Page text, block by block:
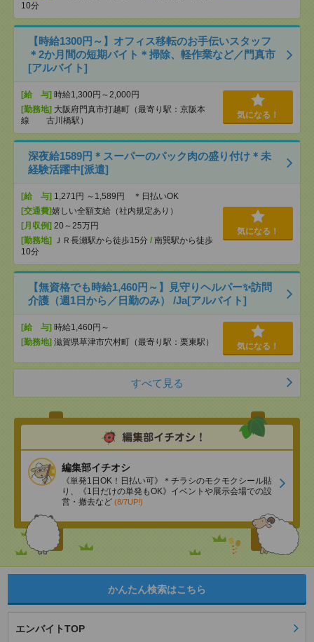
10分
【時給1300円～】オフィス移転のお手伝いスタッフ
＊2か月間の短期バイト＊掃除、軽作業など／門真市
[アルバイト]
[給 与] 時給1,300円～2,000円
[勤務地] 大阪府門真市打越町（最寄り駅：京阪本
線 古川橋駅）
気になる！
深夜給1589円＊スーパーのパック肉の盛り付け＊未
経験活躍中[派遣]
[給 与] 1,271円 ～1,589円 ＊日払いOK
[交通費]嬉しい全額支給（社内規定あり）
[月収例] 20～25万円
[勤務地]
ＪＲ長瀬駅から徒歩15分 / 南巽駅から徒歩
10分
気になる！
【無資格でも時給1,460円～】見守りヘルパー✨訪問
介護（週1日から／日勤のみ） /Ja[アルバイト]
[給 与] 時給1,460円～
[勤務地] 滋賀県草津市穴村町（最寄り駅：栗東駅） 気になる！
すべて見る
編集部イチオシ
《単発1日OK！日払い可》＊チラシのモクモクシール貼
り、《1日だけの単発もOK》イベントや展示会場での設
営・撤去など (8/7UP!)
かんたん検索はこちら
エンバイトTOP